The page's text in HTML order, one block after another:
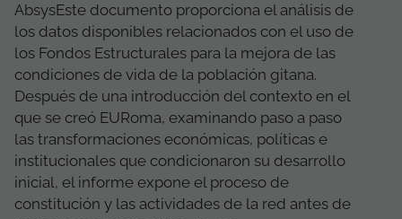
AbsysEste documento proporciona el análisis de
los datos disponibles relacionados con el uso de
los Fondos Estructurales para la mejora de las
condiciones de vida de la población gitana.
Después de una introducción del contexto en el
que se creó EURoma, examinando paso a paso
las transformaciones económicas, políticas e
institucionales que condicionaron su desarrollo
inicial, el informe expone el proceso de
constitución y las actividades de la red antes de